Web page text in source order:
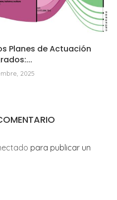
Planes de Actuación
2025
para publicar un